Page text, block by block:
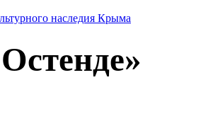
наследия Крыма